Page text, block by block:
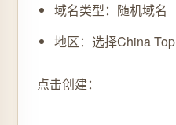
域名类型：随机域名
地区：选择China Top
点击创建：